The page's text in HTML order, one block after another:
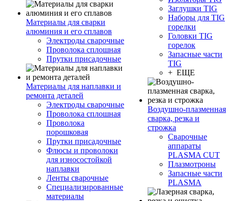
Материалы для сварки
алюминия и его сплавов
Электроды сварочные
Проволока сплошная
Прутки присадочные
Материалы для наплавки и
ремонта деталей
Электроды сварочные
Проволока сплошная
Проволока
порошковая
Прутки присадочные
Флюсы и проволоки
для износостойкой
наплавки
Ленты сварочные
Специализированные
материалы
Заглушки TIG
Наборы для TIG
горелки
Головки TIG
горелок
Запасные части
TIG
+ ЕЩЕ
Воздушно-плазменная
сварка, резка и
строжка
Сварочные
аппараты
PLASMA CUT
Плазмотроны
Запасные части
PLASMA